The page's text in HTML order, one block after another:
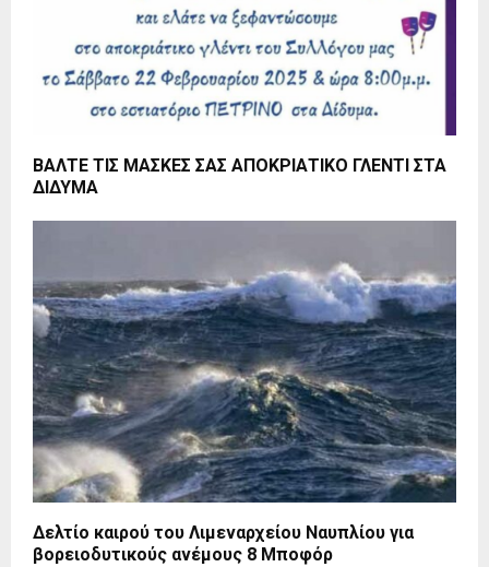
ΒΑΛΤΕ ΤΙΣ ΜΑΣΚΕΣ ΣΑΣ ΑΠΟΚΡΙΑΤΙΚΟ ΓΛΕΝΤΙ ΣΤΑ
ΔΙΔΥΜΑ
Δελτίο καιρού του Λιμεναρχείου Ναυπλίου για
βορειοδυτικούς ανέμους 8 Μποφόρ